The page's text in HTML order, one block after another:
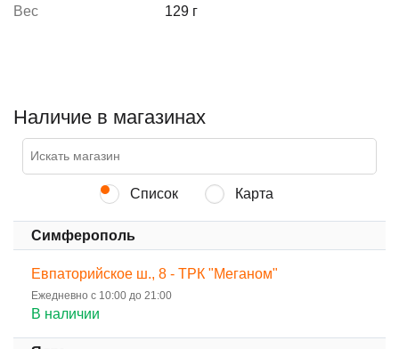
Вес 129 г
Наличие в магазинах
Список Карта
Симферополь
Евпаторийское ш., 8 - ТРК "Меганом"
Ежедневно с 10:00 до 21:00
В наличии